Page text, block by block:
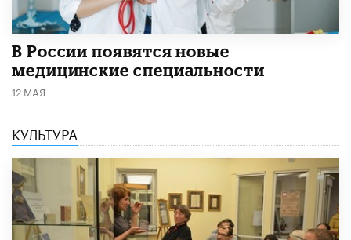
В России появятся новые
медицинские специальности
12 МАЯ
КУЛЬТУРА